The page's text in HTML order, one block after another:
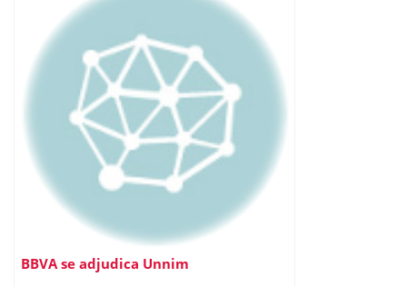
BBVA se adjudica Unnim